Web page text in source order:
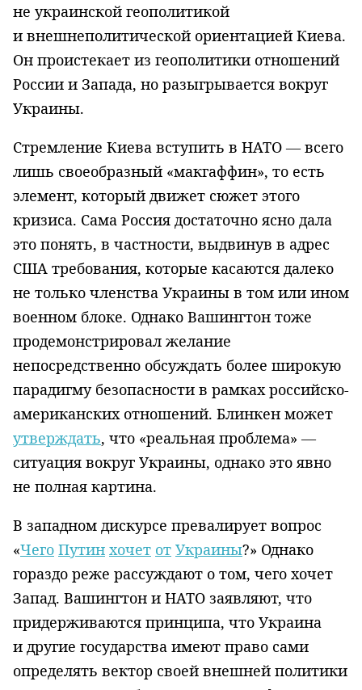
не украинской геополитикой
и внешнеполитической ориентацией Киева.
Он проистекает из геополитики отношений
России и Запада, но разыгрывается вокруг
Украины.
Стремление Киева вступить в НАТО — всего
лишь своеобразный «макгаффин», то есть
элемент, который движет сюжет этого
кризиса. Сама Россия достаточно ясно дала
это понять, в частности, выдвинув в адрес
США требования, которые касаются далеко
не только членства Украины в том или ином
военном блоке. Однако Вашингтон тоже
продемонстрировал желание
непосредственно обсуждать более широкую
парадигму безопасности в рамках российско-
американских отношений. Блинкен может
утверждать, что «реальная проблема» —
ситуация вокруг Украины, однако это явно
не полная картина.
В западном дискурсе превалирует вопрос
«Чего Путин хочет от Украины?» Однако
гораздо реже рассуждают о том, чего хочет
Запад. Вашингтон и НАТО заявляют, что
придерживаются принципа, что Украина
и другие государства имеют право сами
определять вектор своей внешней политики